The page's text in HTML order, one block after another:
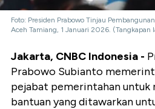
Foto: Presiden Prabowo Tinjau
Aceh Tamiang, 1 Januari 2026. (Tangkapan
Jakarta, CNBC Indonesia -
Prabowo Subianto
pejabat pemerintahan untuk
bantuan yang ditawarkan